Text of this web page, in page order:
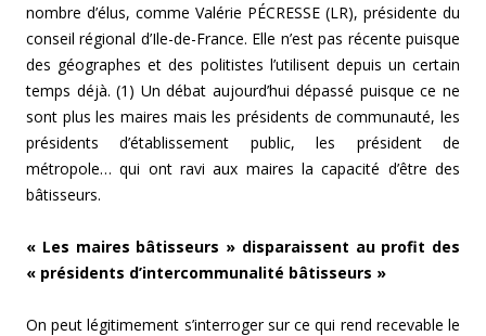
nombre d’élus, comme Valérie PÉCRESSE (LR), présidente du
conseil régional d’Ile-de-France. Elle n’est pas récente puisque
des géographes et des politistes l’utilisent depuis un certain
temps déjà. (1) Un débat aujourd’hui dépassé puisque ce ne
sont plus les maires mais les présidents de communauté, les
présidents d’établissement public, les président de
métropole… qui ont ravi aux maires la capacité d’être des
bâtisseurs.
« Les maires bâtisseurs » disparaissent au profit des
« présidents d’intercommunalité bâtisseurs »
On peut légitimement s’interroger sur ce qui rend recevable le